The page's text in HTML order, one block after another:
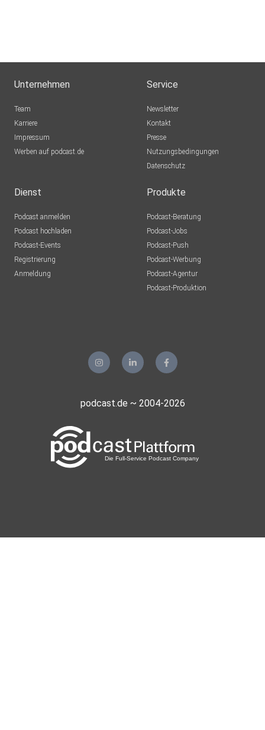
Unternehmen
Team
Karriere
Impressum
Werben auf podcast.de
Service
Newsletter
Kontakt
Presse
Nutzungsbedingungen
Datenschutz
Dienst
Podcast anmelden
Podcast hochladen
Podcast-Events
Registrierung
Anmeldung
Produkte
Podcast-Beratung
Podcast-Jobs
Podcast-Push
Podcast-Werbung
Podcast-Agentur
Podcast-Produktion
podcast.de ~ 2004-2026